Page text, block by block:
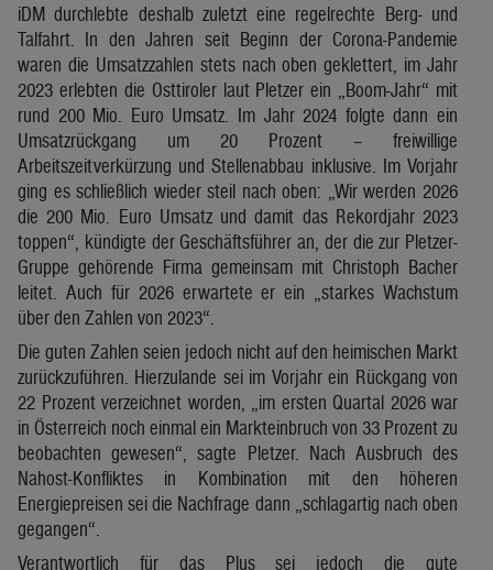
iDM durchlebte deshalb zuletzt eine regelrechte Berg- und
Talfahrt. In den Jahren seit Beginn der Corona-Pandemie
waren die Umsatzzahlen stets nach oben geklettert, im Jahr
2023 erlebten die Osttiroler laut Pletzer ein „Boom-Jahr“ mit
rund 200 Mio. Euro Umsatz. Im Jahr 2024 folgte dann ein
Umsatzrückgang um 20 Prozent – freiwillige
Arbeitszeitverkürzung und Stellenabbau inklusive. Im Vorjahr
ging es schließlich wieder steil nach oben: „Wir werden 2026
die 200 Mio. Euro Umsatz und damit das Rekordjahr 2023
toppen“, kündigte der Geschäftsführer an, der die zur Pletzer-
Gruppe gehörende Firma gemeinsam mit Christoph Bacher
leitet. Auch für 2026 erwartete er ein „starkes Wachstum
über den Zahlen von 2023“.
Die guten Zahlen seien jedoch nicht auf den heimischen Markt
zurückzuführen. Hierzulande sei im Vorjahr ein Rückgang von
22 Prozent verzeichnet worden, „im ersten Quartal 2026 war
in Österreich noch einmal ein Markteinbruch von 33 Prozent zu
beobachten gewesen“, sagte Pletzer. Nach Ausbruch des
Nahost-Konfliktes in Kombination mit den höheren
Energiepreisen sei die Nachfrage dann „schlagartig nach oben
gegangen“.
Verantwortlich für das Plus sei jedoch die gute